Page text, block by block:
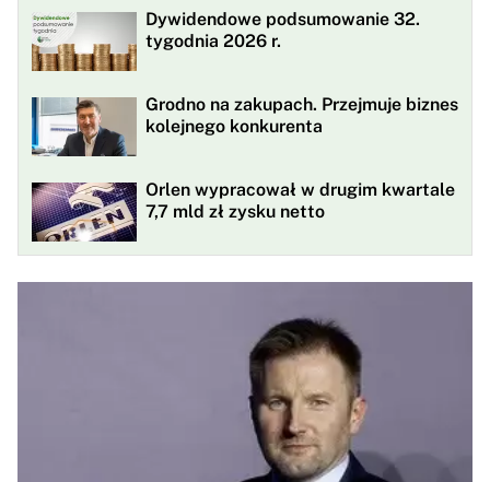
Dywidendowe podsumowanie 32.
tygodnia 2026 r.
Grodno na zakupach. Przejmuje biznes
kolejnego konkurenta
Orlen wypracował w drugim kwartale
7,7 mld zł zysku netto